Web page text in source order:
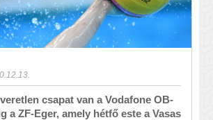
csapat van a Vodafone OB-
a ZF-Eger, amely hétfő este a Vasas